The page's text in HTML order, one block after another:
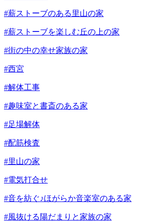
#薪ストーブのある里山の家
#薪ストーブを楽しむ丘の上の家
#街の中の幸せ家族の家
#西宮
#解体工事
#趣味室と書斎のある家
#足場解体
#配筋検査
#里山の家
#電気打合せ
#音を紡ぐ♪ほがらか音楽室のある家
#風抜ける陽だまりと家族の家